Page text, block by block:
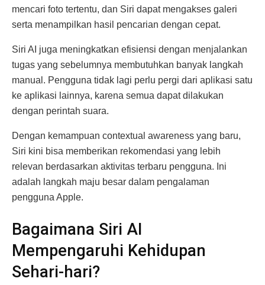
mencari foto tertentu, dan Siri dapat mengakses galeri
serta menampilkan hasil pencarian dengan cepat.
Siri AI juga meningkatkan efisiensi dengan menjalankan
tugas yang sebelumnya membutuhkan banyak langkah
manual. Pengguna tidak lagi perlu pergi dari aplikasi satu
ke aplikasi lainnya, karena semua dapat dilakukan
dengan perintah suara.
Dengan kemampuan contextual awareness yang baru,
Siri kini bisa memberikan rekomendasi yang lebih
relevan berdasarkan aktivitas terbaru pengguna. Ini
adalah langkah maju besar dalam pengalaman
pengguna Apple.
Bagaimana Siri AI
Mempengaruhi Kehidupan
Sehari-hari?